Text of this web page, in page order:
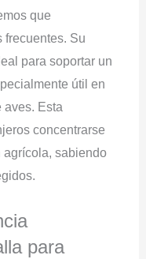
que
frecuentes. Su
para soportar un
útil en
aves. Esta
concentrarse
agrícola, sabiendo
para